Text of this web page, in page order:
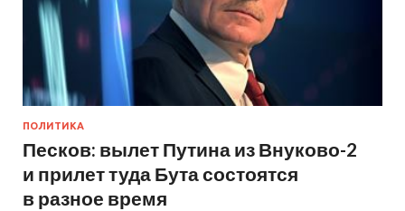
ПОЛИТИКА
Песков: вылет Путина из Внуково-2
и прилет туда Бута состоятся
в разное время